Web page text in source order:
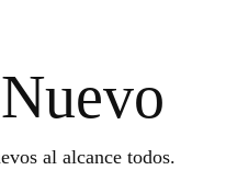
al alcance todos.